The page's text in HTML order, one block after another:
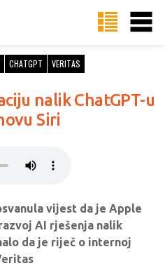
CHATGPT VERITAS
nalik ChatGPT-u
Siri
vijest da je Apple
AI rješenja nalik
da je riječ o internoj